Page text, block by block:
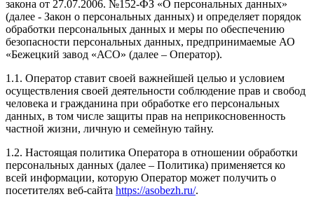
закона от 27.07.2006. №152-ФЗ «О персональных данных»
(далее - Закон о персональных данных) и определяет порядок
обработки персональных данных и меры по обеспечению
безопасности персональных данных, предпринимаемые АО
«Бежецкий завод «АСО» (далее – Оператор).
1.1. Оператор ставит своей важнейшей целью и условием
осуществления своей деятельности соблюдение прав и свобод
человека и гражданина при обработке его персональных
данных, в том числе защиты прав на неприкосновенность
частной жизни, личную и семейную тайну.
1.2. Настоящая политика Оператора в отношении обработки
персональных данных (далее – Политика) применяется ко
всей информации, которую Оператор может получить о
посетителях веб-сайта https://asobezh.ru/.